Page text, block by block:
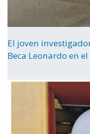
El joven
Beca Leonardo en